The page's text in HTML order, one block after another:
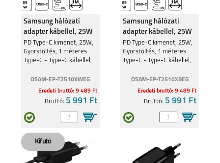
Samsung hálózati
adapter kábellel, 25W
PD Type-C kimenet, 25W,
Gyorstöltés, 1 méteres
Type-C - Type-C kábellel,
OSAM-EP-T2510XWEG
Eredeti bruttó: 9 489 Ft
Bruttó: 5 991 Ft
Samsung hálózati
adapter kábellel, 25W
PD Type-C kimenet, 25W,
Gyorstöltés, 1 méteres
Type-C - Type-C kábellel,
OSAM-EP-T2510XBEG
Eredeti bruttó: 9 489 Ft
Bruttó: 5 991 Ft